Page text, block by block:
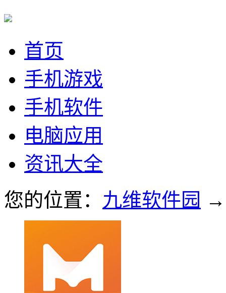
首页
手机游戏
手机软件
电脑应用
资讯大全
您的位置： 九维软件园